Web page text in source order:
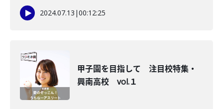
2024.07.13 |00:12:25
甲子園を目指して 注目校特集・
興南高校 vol.１